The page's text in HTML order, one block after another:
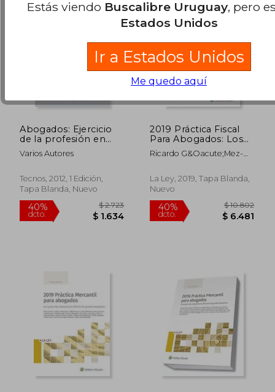
40%
dcto. $ 2.168 dcto. $
Abogados: Ejercicio
de la profesión en
España y la Unión
Europea (Derecho -
Legales)
Varios Autores
Tecnos, 2012, 1 Edición,
Tapa Blanda, Nuevo
2019 Práctica Fiscal
Para Abogados: Los
Casos más
Relevantes en 2018
Despachos
Ricardo G&Oacute;Mez-
Tejada Fern&Aacute;Ndez
La Ley, 2019, Tapa Blanda,
Nuevo
Estás viendo Buscalibre Uruguay, pero
Estados Unidos
Ir a Estados Unidos
Me quedo aquí